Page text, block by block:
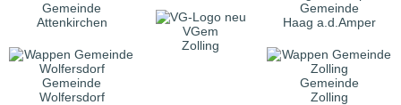
Gemeinde
Attenkirchen
VGem
Zolling
Gemeinde
Haag a.d.Amper
Gemeinde
Wolfersdorf
Gemeinde
Zolling